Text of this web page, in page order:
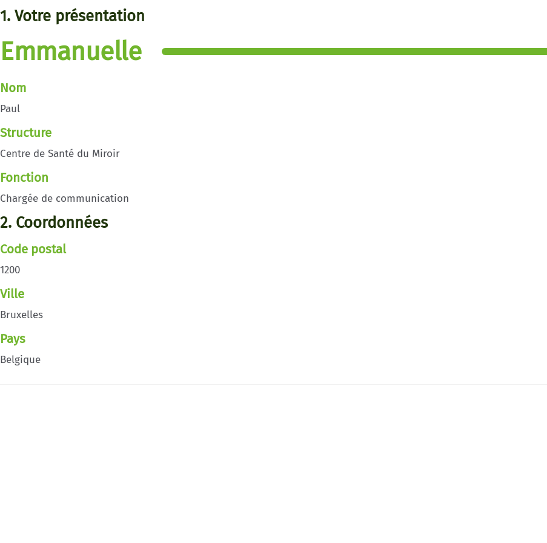
1. Votre présentation
Emmanuelle
Nom
Paul
Structure
Centre de Santé du Miroir
Fonction
Chargée de communication
2. Coordonnées
Code postal
1200
Ville
Bruxelles
Pays
Belgique